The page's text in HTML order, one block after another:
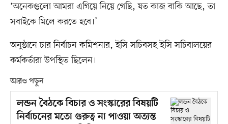
‘অনেকগুলো আমরা এগিয়ে নিয়ে গেছি, যত কাজ বাকি আছে, তা
সবাইকে মিলে করতে হবে।’
অনুষ্ঠানে চার নির্বাচন কমিশনার, ইসি সচিবসহ ইসি সচিবালয়ের
কর্মকর্তারা উপস্থিত ছিলেন।
আরও পড়ুন
লন্ডন বৈঠকে বিচার ও সংস্কারের বিষয়টি
নির্বাচনের মতো গুরুত্ব না পাওয়া অত্যন্ত